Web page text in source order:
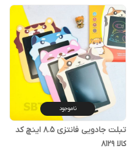
ناموجود
تبلت جادویی فانتزی ۸.۵ اینچ کد
کالا ۸۱۲۹